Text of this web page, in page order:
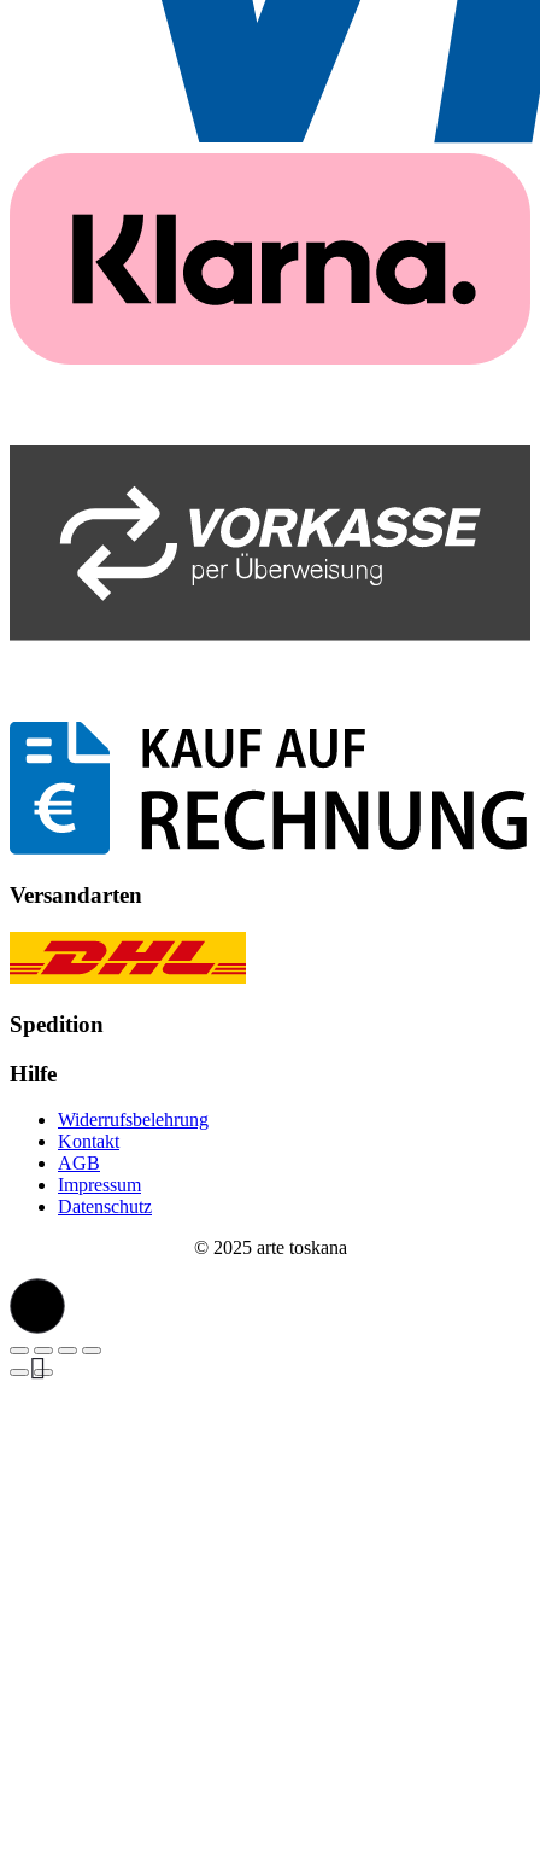
Versandarten
Spedition
Hilfe
Widerrufsbelehrung
Kontakt
AGB
Impressum
Datenschutz
© 2025 arte toskana